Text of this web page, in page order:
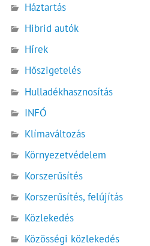
Háztartás
Hibrid autók
Hírek
Hőszigetelés
Hulladékhasznosítás
INFÓ
Klímaváltozás
Környezetvédelem
Korszerűsítés
Korszerűsítés, felújítás
Közlekedés
Közösségi közlekedés